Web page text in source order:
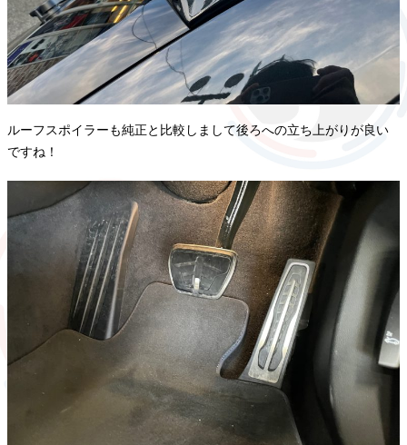
ルーフスポイラーも純正と比較しまして後ろへの立ち上がりが良い
ですね！